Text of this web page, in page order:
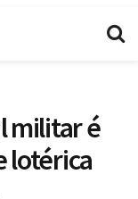
militar é
lotérica